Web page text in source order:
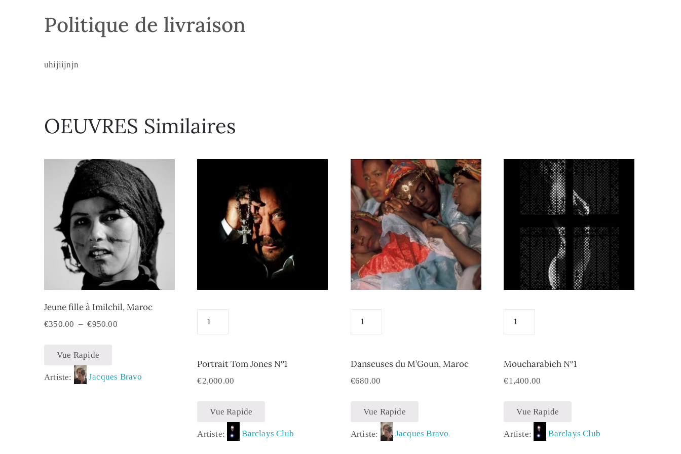
Politique de livraison
uhijiijnjn
OEUVRES Similaires
Jeune fille à Imilchil, Maroc
€350.00 – €950.00
Vue Rapide
Artiste: Jacques Bravo
Portrait Tom Jones N°1
€2,000.00
Vue Rapide
Artiste: Barclays Club
Danseuses du M’Goun, Maroc
€680.00
Vue Rapide
Artiste: Jacques Bravo
Moucharabieh N°1
€1,400.00
Vue Rapide
Artiste: Barclays Club